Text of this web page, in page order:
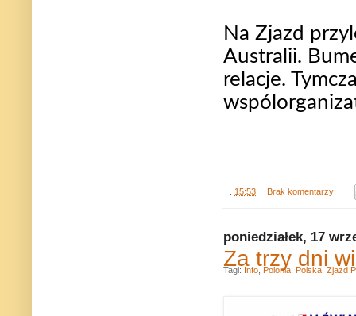
Na Zjazd
Australii.
relacje.
15:53 Brak komentarzy:
poniedziałek, 17
Za trzy dni
Tagi: Info Polonia Polska Zjazd